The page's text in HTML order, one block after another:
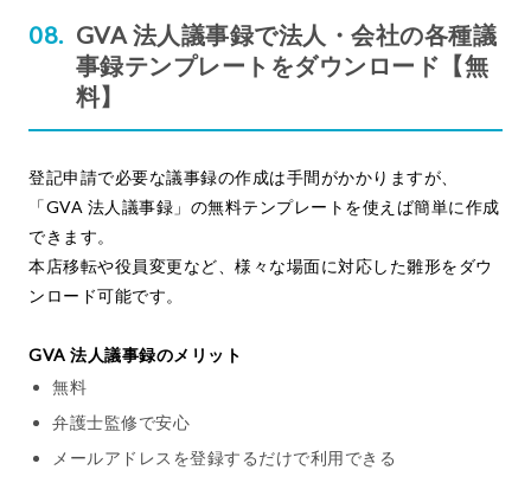
GVA 法人議事録で法人・会社の各種議
事録テンプレートをダウンロード【無
料】
登記申請で必要な議事録の作成は手間がかかりますが、
「GVA 法人議事録」の無料テンプレートを使えば簡単に作成
できます。
本店移転や役員変更など、様々な場面に対応した雛形をダウ
ンロード可能です。
GVA 法人議事録のメリット
無料
弁護士監修で安心
メールアドレスを登録するだけで利用できる